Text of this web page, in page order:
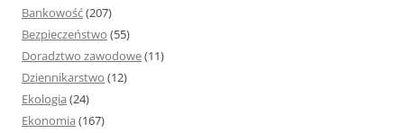
Bankowość(207)
Bezpieczeństwo (55)
Doradztwo zawodowe(11)
Dziennikarstwo (12)
Ekologia (24)
Ekonomia (167)